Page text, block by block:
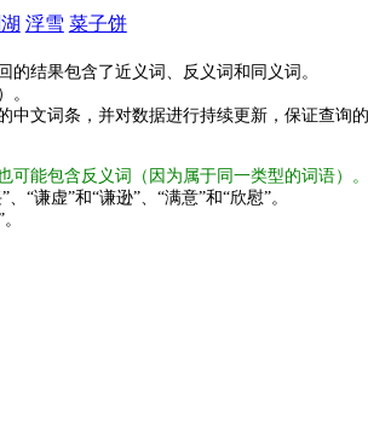
浮雪 菜子饼
结果包含了近义词、反义词和同义词。
。
文词条，并对数据进行持续更新，保证查询的
能包含反义词（因为属于同一类型的词语）。
“谦虚”和“谦逊”、“满意”和“欣慰”。